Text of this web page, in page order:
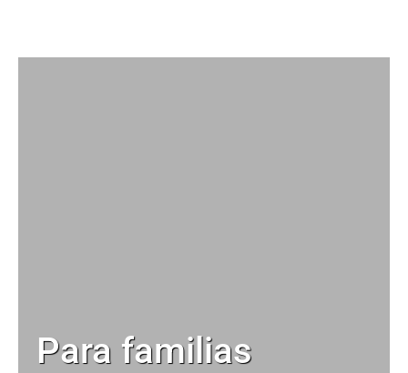
Para familias